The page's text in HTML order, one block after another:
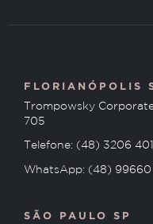
FLORIANÓPOLIS
Trompowsky
705
Telefone: (48) 3206 4011
WhatsApp: (48)
SÃO PAULO SP